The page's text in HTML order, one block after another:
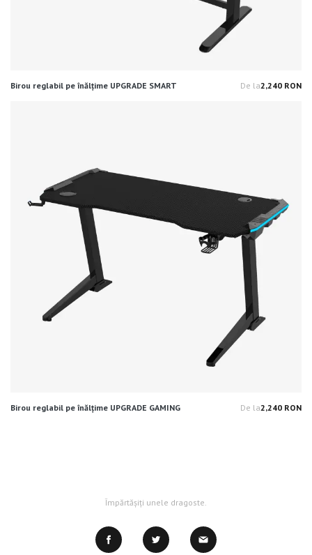
Birou reglabil pe înălțime UPGRADE SMART De la2,240 RON
Birou reglabil pe înălțime UPGRADE GAMING De la2,240 RON
Împărtășiți unele dragoste.